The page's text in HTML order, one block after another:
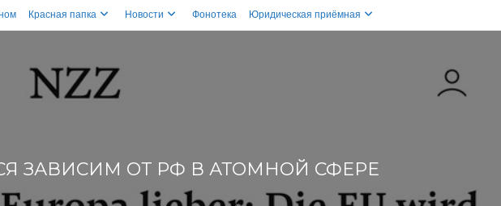
Красная папка Новости Фонотека Юридическая приёмная
ЗАВИСИМ ОТ РФ В АТОМНОЙ СФЕРЕ